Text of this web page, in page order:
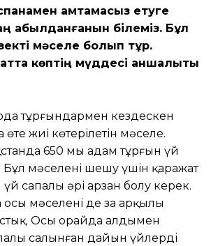
қамтамасыз етуге
қабылданғанын білеміз. Бұл
мəселе болып тұр.
көптің мүддесі қаншалықты
тұрғындармен кездескен
жиі көтерілетін мəселе.
650 мың адам тұрғын үй
Бұл мəселені шешу үшін қаражат
сапалы əрі арзан болу керек.
мəселені де заң арқылы
Осы орайда алдымен
салынған дайын үйлерді